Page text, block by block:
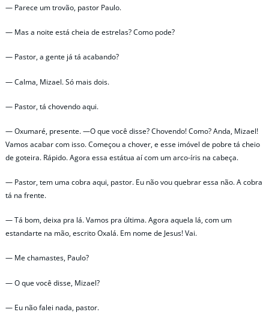
— Parece um trovão, pastor Paulo.
— Mas a noite está cheia de estrelas? Como pode?
— Pastor, a gente já tá acabando?
— Calma, Mizael. Só mais dois.
— Pastor, tá chovendo aqui.
— Oxumaré, presente. —O que você disse? Chovendo! Como? Anda, Mizael!
Vamos acabar com isso. Começou a chover, e esse imóvel de pobre tá cheio
de goteira. Rápido. Agora essa estátua aí com um arco-íris na cabeça.
— Pastor, tem uma cobra aqui, pastor. Eu não vou quebrar essa não. A cobra
tá na frente.
— Tá bom, deixa pra lá. Vamos pra última. Agora aquela lá, com um
estandarte na mão, escrito Oxalá. Em nome de Jesus! Vai.
— Me chamastes, Paulo?
— O que você disse, Mizael?
— Eu não falei nada, pastor.